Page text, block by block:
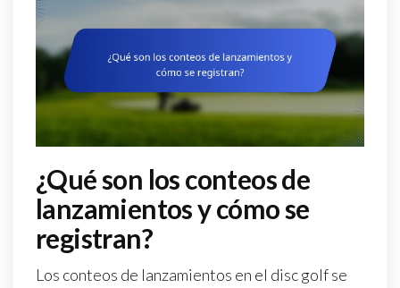
¿Qué son los conteos de
lanzamientos y cómo se
registran?
Los conteos de lanzamientos en el disc golf se